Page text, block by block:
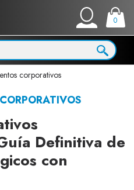
0
corporativos
Definitiva de
con